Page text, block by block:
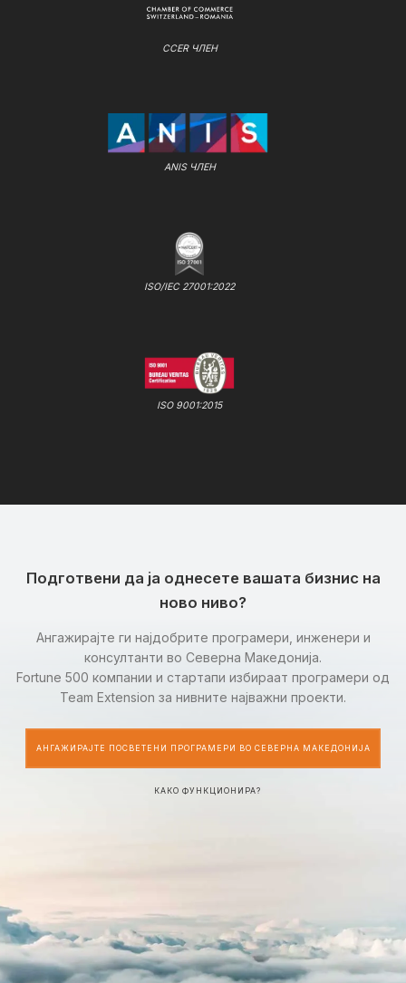
CCER ЧЛЕН
ANIS ЧЛЕН
ISO/IEC 27001:2022
ISO 9001:2015
Подготвени да ја однесете вашата бизнис на
ново ниво?
Ангажирајте ги најдобрите програмери, инженери и
консултанти во Северна Македонија.
Fortune 500 компании и стартапи избираат програмери од
Team Extension за нивните најважни проекти.
АНГАЖИРАЈТЕ ПОСВЕТЕНИ ПРОГРАМЕРИ ВО СЕВЕРНА МАКЕДОНИЈА
КАКО ФУНКЦИОНИРА?